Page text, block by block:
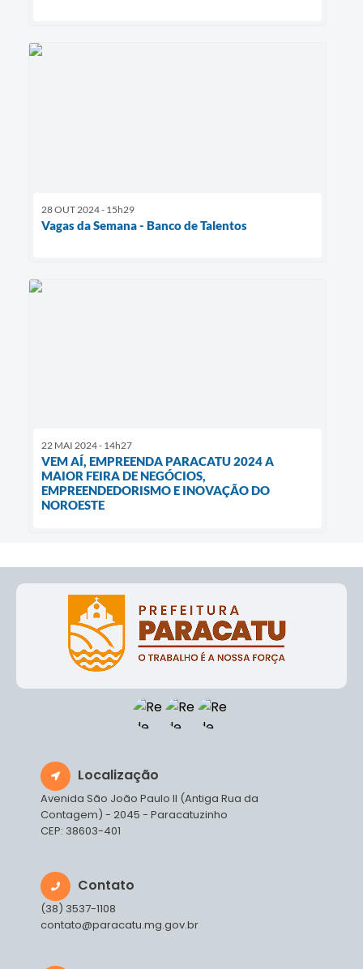
28 OUT 2024 - 15h29
Vagas da Semana - Banco de Talentos
22 MAI 2024 - 14h27
VEM AÍ, EMPREENDA PARACATU 2024 A
MAIOR FEIRA DE NEGÓCIOS,
EMPREENDEDORISMO E INOVAÇÃO DO
NOROESTE
Localização
Avenida São João Paulo II (Antiga Rua da
Contagem) - 2045 - Paracatuzinho
CEP: 38603-401
Contato
(38) 3537-1108
contato@paracatu.mg.gov.br